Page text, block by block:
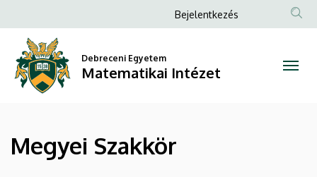
Szakkör
Matematikai
a
tartalomra
Anonim
menüje
Bejelentkezés
Debreceni Egyetem
Matematikai Intézet
Megyei Szakkör